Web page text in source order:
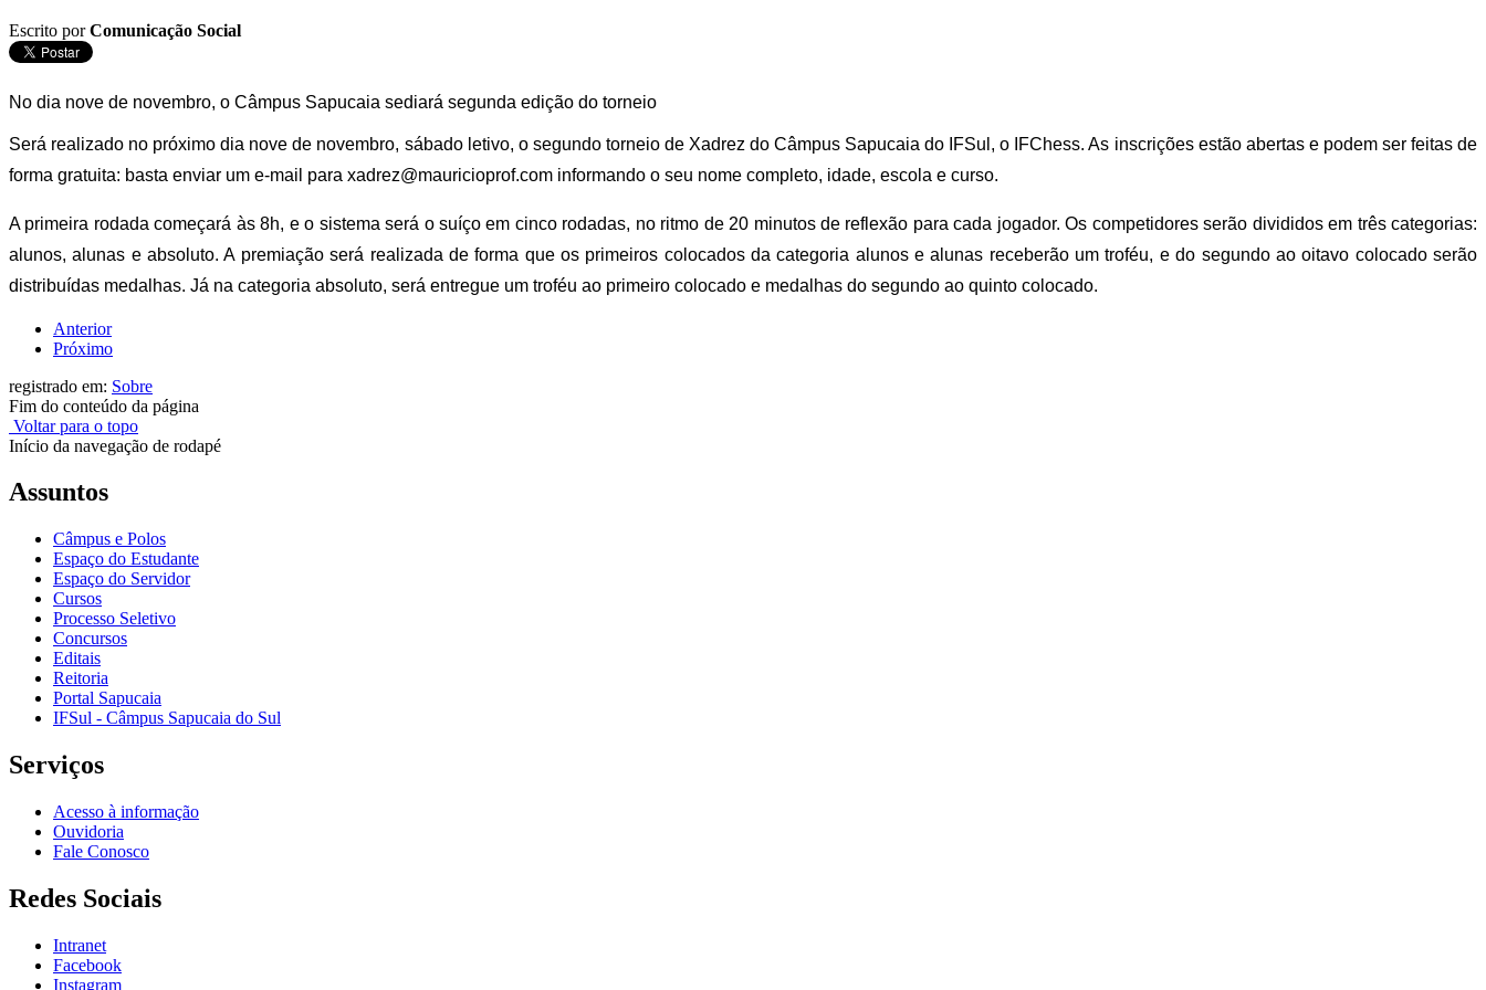
Escrito porComunicação Social
No dia nove de novembro, o Câmpus Sapucaia sediará segunda edição do torneio
Será realizado no próximo dia nove de novembro, sábado letivo, o segundo torneio de Xadrez do Câmpus Sapucaia do IFSul, o IFChess. As inscrições estão abertas e podem ser feitas de
forma gratuita: basta enviar um e-mail para xadrez@mauricioprof.com informando o seu nome completo, idade, escola e curso.
A primeira rodada começará às 8h, e o sistema será o suíço em cinco rodadas, no ritmo de 20 minutos de reflexão para cada jogador. Os competidores serão divididos em três categorias:
alunos, alunas e absoluto. A premiação será realizada de forma que os primeiros colocados da categoria alunos e alunas receberão um troféu, e do segundo ao oitavo colocado serão
distribuídas medalhas. Já na categoria absoluto, será entregue um troféu ao primeiro colocado e medalhas do segundo ao quinto colocado.
Anterior
Próximo
registrado em: Sobre
Fim do conteúdo da página
Voltar para o topo
Início da navegação de rodapé
Assuntos
Câmpus e Polos
Espaço do Estudante
Espaço do Servidor
Cursos
Processo Seletivo
Concursos
Editais
Reitoria
Portal Sapucaia
IFSul - Câmpus Sapucaia do Sul
Serviços
Acesso à informação
Ouvidoria
Fale Conosco
Redes Sociais
Intranet
Facebook
Instagram